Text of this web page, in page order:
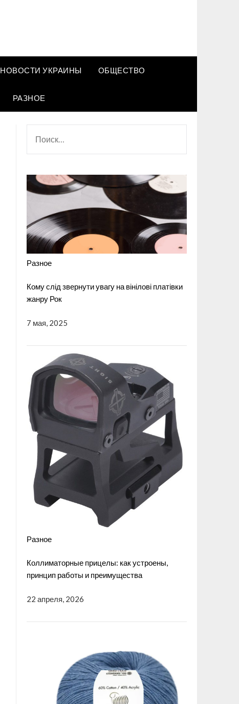
НОВОСТИ УКРАИНЫ ОБЩЕСТВО
РАЗНОЕ
Разное
Кому слід звернути увагу на вінілові платівки
жанру Рок
7 мая, 2025
Разное
Коллиматорные прицелы: как устроены,
принцип работы и преимущества
22 апреля, 2026